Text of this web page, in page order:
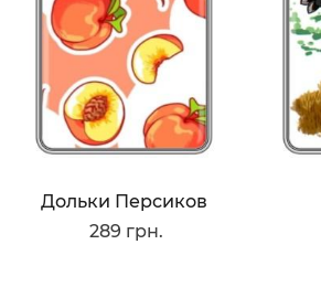
Дольки Персиков
289 грн.